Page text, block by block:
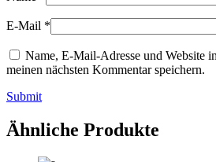
E-Mail *
Name, E-Mail-Adresse und Website
meinen nächsten Kommentar speichern.
Submit
Ähnliche Produkte